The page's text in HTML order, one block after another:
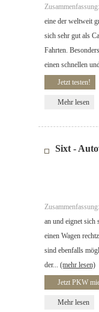
Zusammenfassung:
eine der weltweit
sich sehr gut als
Fahrten.
einen schnellen
Jetzt testen!
Mehr lesen
Sixt -
Zusammenfassung:
an und eignet sich
einen Wagen
sind ebenfalls
der... (mehr lesen)
Jetzt PKW
Mehr lesen